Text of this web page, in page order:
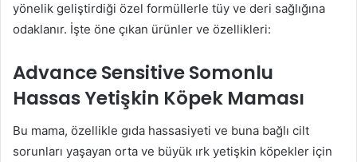
yönelik geliştirdiği özel formüllerle tüy ve deri sağlığına
odaklanır. İşte öne çıkan ürünler ve özellikleri:
Advance Sensitive Somonlu
Hassas Yetişkin Köpek Maması
Bu mama, özellikle gıda hassasiyeti ve buna bağlı cilt
sorunları yaşayan orta ve büyük ırk yetişkin köpekler için